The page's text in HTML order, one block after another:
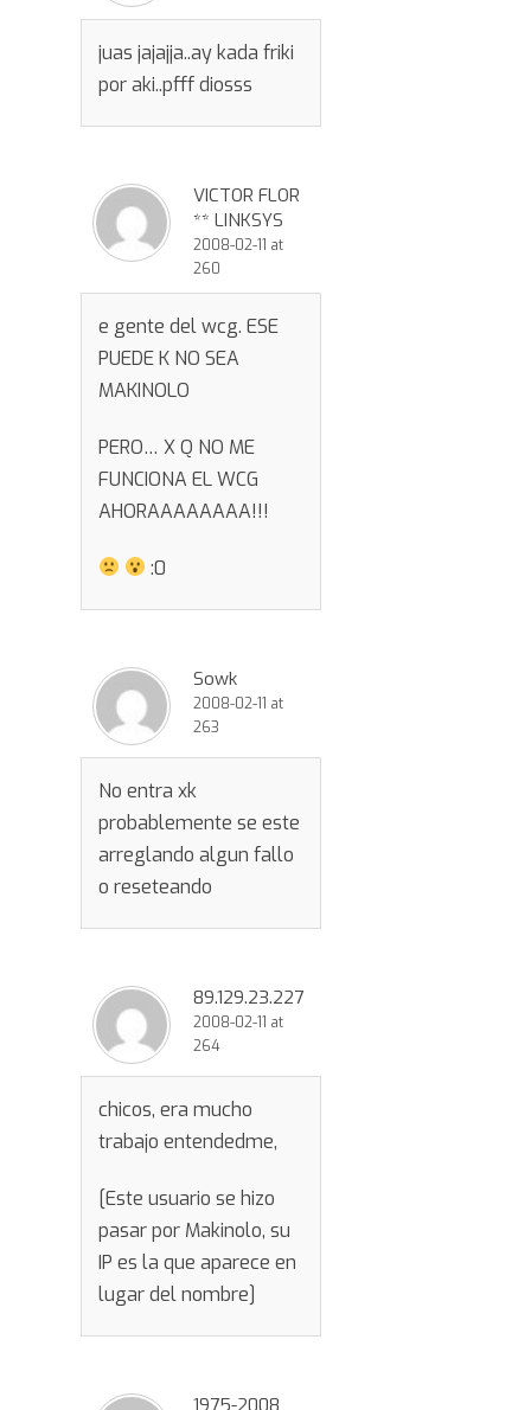
juas jajajja..ay kada friki
por aki..pfff diosss
VICTOR FLOR
** LINKSYS
2008-02-11 at
260
e gente del wcg. ESE
PUEDE K NO SEA
MAKINOLO
PERO… X Q NO ME
FUNCIONA EL WCG
AHORAAAAAAAA!!!
:0
Sowk
2008-02-11 at
263
No entra xk
probablemente se este
arreglando algun fallo
o reseteando
89.129.23.227
2008-02-11 at
264
chicos, era mucho
trabajo entendedme,
[Este usuario se hizo
pasar por Makinolo, su
IP es la que aparece en
lugar del nombre]
1975-2008